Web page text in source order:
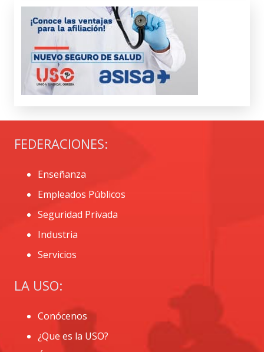
FEDERACIONES:
Enseñanza
Empleados Públicos
Seguridad Privada
Industria
Servicios
LA USO:
Conócenos
¿Que es la USO?